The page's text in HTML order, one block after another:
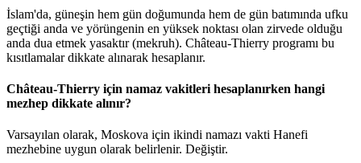
İslam'da, güneşin hem gün doğumunda hem de gün batımında ufku
geçtiği anda ve yörüngenin en yüksek noktası olan zirvede olduğu
anda dua etmek yasaktır (mekruh). Château-Thierry programı bu
kısıtlamalar dikkate alınarak hesaplanır.
Château-Thierry için namaz vakitleri hesaplanırken hangi
mezhep dikkate alınır?
Varsayılan olarak, Moskova için ikindi namazı vakti Hanefi
mezhebine uygun olarak belirlenir. Değiştir.